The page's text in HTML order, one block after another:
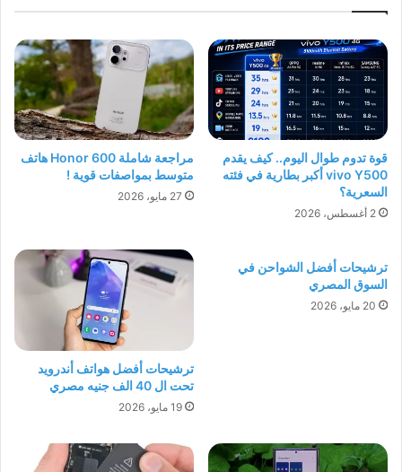
قوة تدوم طوال اليوم.. كيف يقدم
vivo Y500 أكبر بطارية في فئته
السعرية؟
2 أغسطس، 2026
مراجعة شاملة Honor 600 هاتف
متوسط بمواصفات قوية !
27 مايو، 2026
ترشيحات أفضل الشواحن في
السوق المصري
20 مايو، 2026
ترشيحات أفضل هواتف أندرويد
تحت ال 40 الف جنيه مصري
19 مايو، 2026